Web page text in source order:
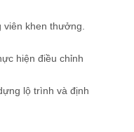
khen thưởng.
hiện điều chỉnh
lộ trình và định